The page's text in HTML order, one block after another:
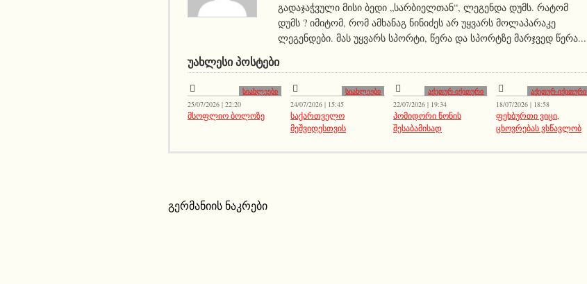
გადაჯაჭვული მისი ბედი „სარბიელთან“, ლეგენდა დუმს. რატომ
დუმს ? იმიტომ, რომ ამხანაგ ნინიძეს არ უყვარს მოლაპარაკე
ლეგენდები. მას უყვარს სპორტი, წერა და სპორტზე მარჯვედ წერა...
ᲣᲐᲮᲚᲔᲡᲘ ᲞᲝᲡᲢᲔᲑᲘ
სიახლეები
25/07/2026 | 22:20
მსოფლიო ბოლოზე
სიახლეები
24/07/2026 | 15:45
საქართველო
მეშვიდესთვის
აქეთურ-იქითური
22/07/2026 | 19:34
პომიდორი წონის
შესაბამისად
აქეთურ-იქითური
18/07/2026 | 18:58
ფეხბურთი ვიცი,
ცხოვრებას ვსწავლობ
გერმანიის ნაკრები